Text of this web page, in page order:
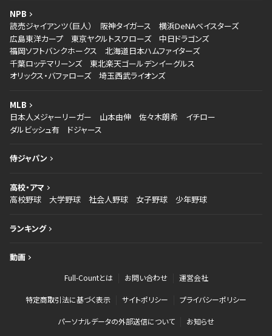
NPB
読売ジャイアンツ（巨人）
阪神タイガース
横浜DeNAベイスターズ
広島東洋カープ
東京ヤクルトスワローズ
中日ドラゴンズ
福岡ソフトバンクホークス
北海道日本ハムファイターズ
千葉ロッテマリーンズ
東北楽天ゴールデンイーグルス
オリックス・バファローズ
埼玉西武ライオンズ
MLB
日本人メジャーリーガー
山本由伸 佐々木朗希
イチロー
ダルビッシュ有
ドジャース
侍ジャパン
高校・アマ
高校野球
大学野球 社会人野球 女子野球 少年野球
ランキング
動画
Full-Countとは お問い合わせ 運営会社
特定商取引法に基づく表示 サイトポリシー プライバシーポリシー
パーソナルデータの外部送信について お知らせ